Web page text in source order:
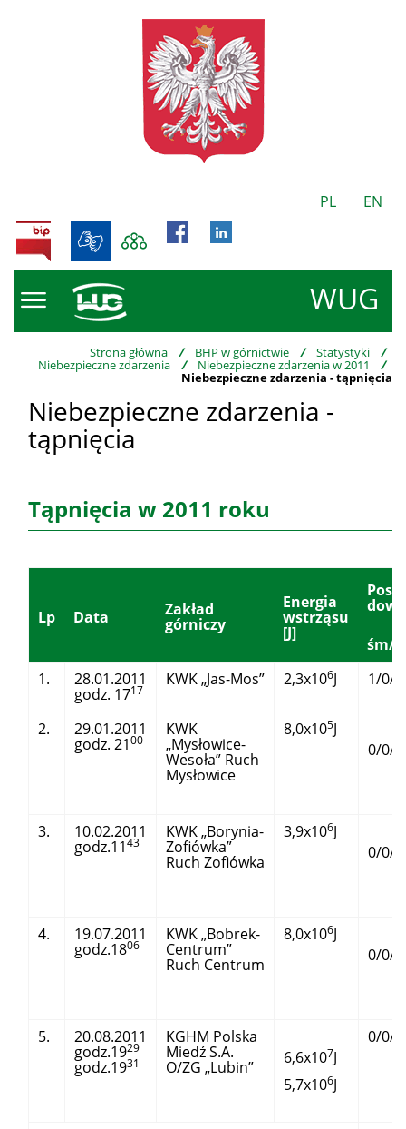
PL EN
WUG
BIP
Strona główna / BHP w górnictwie / Statystyki /
Niebezpieczne zdarzenia / Niebezpieczne zdarzenia w 2011 /
Niebezpieczne zdarzenia - tąpnięcia
Niebezpieczne zdarzenia -
tąpnięcia
Tąpnięcia w 2011 roku
Lp Data Zakład
górniczy
Energia
wstrząsu
[J]
śm/
1.
28.01.2011
godz. 1717
KWK „Jas-Mos” 2,3x106J 1/0/3
2. 29.01.2011
godz. 2100
KWK
„Mysłowice-
Wesoła” Ruch
Mysłowice
8,0x105J
0/0/0
3. 10.02.2011
godz.1143
KWK „Borynia-
Zofiówka”
Ruch Zofiówka
3,9x106J
0/0/0
4. 19.07.2011
godz.1806
KWK „Bobrek-
Centrum”
Ruch Centrum
8,0x106J
0/0/3
5. 20.08.2011
godz.1929
godz.1931
KGHM Polska
Miedź S.A.
O/ZG „Lubin” 6,6x107J
5,7x106J
0/0/5